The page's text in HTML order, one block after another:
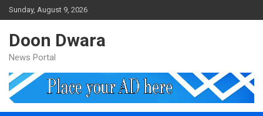
Skip
to
Sunday, August 9, 2026
Doon Dwara
News Portal